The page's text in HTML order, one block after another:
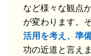
など様々な観点
が変わります。
活用を考え、準
功の近道と言えま